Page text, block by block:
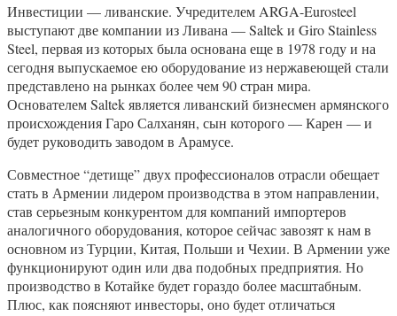
Инвестиции — ливанские. Учредителем ARGA-Eurosteel
выступают две компании из Ливана — Saltek и Giro Stainless
Steel, первая из которых была основана еще в 1978 году и на
сегодня выпускаемое ею оборудование из нержавеющей стали
представлено на рынках более чем 90 стран мира.
Основателем Saltek является ливанский бизнесмен армянского
происхождения Гаро Салханян, сын которого — Карен — и
будет руководить заводом в Арамусе.
Совместное “детище” двух профессионалов отрасли обещает
стать в Армении лидером производства в этом направлении,
став серьезным конкурентом для компаний импортеров
аналогичного оборудования, которое сейчас завозят к нам в
основном из Турции, Китая, Польши и Чехии. В Армении уже
функционируют один или два подобных предприятия. Но
производство в Котайке будет гораздо более масштабным.
Плюс, как поясняют инвесторы, оно будет отличаться